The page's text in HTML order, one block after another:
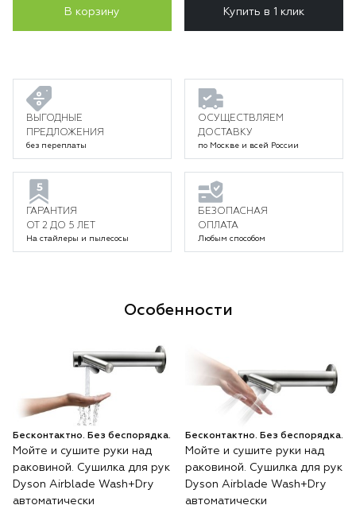
В корзину Купить в 1 клик
ВЫГОДНЫЕ
ПРЕДЛОЖЕНИЯ
без переплаты
ОСУЩЕСТВЛЯЕМ
ДОСТАВКУ
по Москве и всей России
ГАРАНТИЯ
ОТ 2 ДО 5 ЛЕТ
На стайлеры и пылесосы
БЕЗОПАСНАЯ
ОПЛАТА
Любым способом
Особенности
Бесконтактно. Без беспорядка.
Мойте и сушите руки над
раковиной. Сушилка для рук
Dyson Airblade Wash+Dry
автоматически
Бесконтактно. Без беспорядка.
Мойте и сушите руки над
раковиной. Сушилка для рук
Dyson Airblade Wash+Dry
автоматически